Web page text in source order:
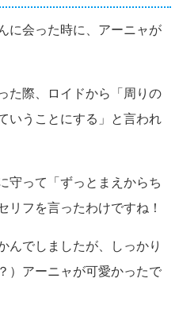
に会った時に、アーニャが
た際、ロイドから「周りの
いうことにする」と言われ
守って「ずっとまえからち
リフを言ったわけですね！
んでしましたが、しっかり
）アーニャが可愛かったで